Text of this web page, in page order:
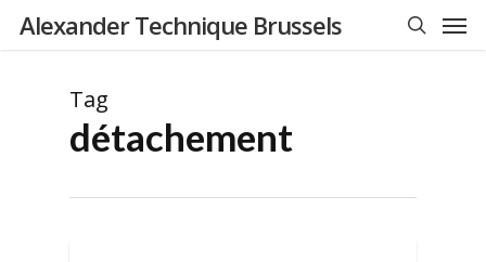
SkipAlexander Technique Brussels
Tag
détachement